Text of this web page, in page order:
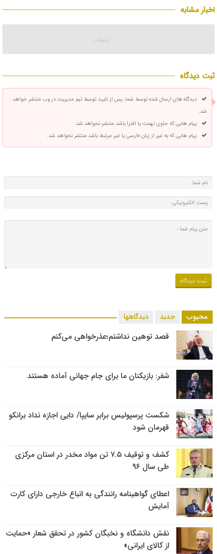
اخبار مشابه
ثبت دیدگاه
دیدگاه های ارسال شده توسط شما، پس از تایید توسط تیم مدیریت در وب منتشر خواهد
شد.
پیام هایی که حاوی تهمت یا افترا باشد منتشر نخواهد شد.
پیام هایی که به غیر از زبان فارسی یا غیر مرتبط باشد منتشر نخواهد شد.
محبوب جدید دیدگاهها
قصد توهین نداشتم؛عذرخواهی می‌کنم
شفر: بازیکنان ما برای جام جهانی آماده هستند
شکست پرسپولیس برابر سایپا/ دایی اجازه نداد برانکو
قهرمان شود
کشف و توقیف ۷.۵ تن مواد مخدر در استان مرکزی
طی سال ۹۶
اعطای گواهینامه رانندگی به اتباع خارجی دارای کارت
آمایش
نقش دانشگاه و نخبگان کشور در تحقق شعار «حمایت
از کالای ایرانی»